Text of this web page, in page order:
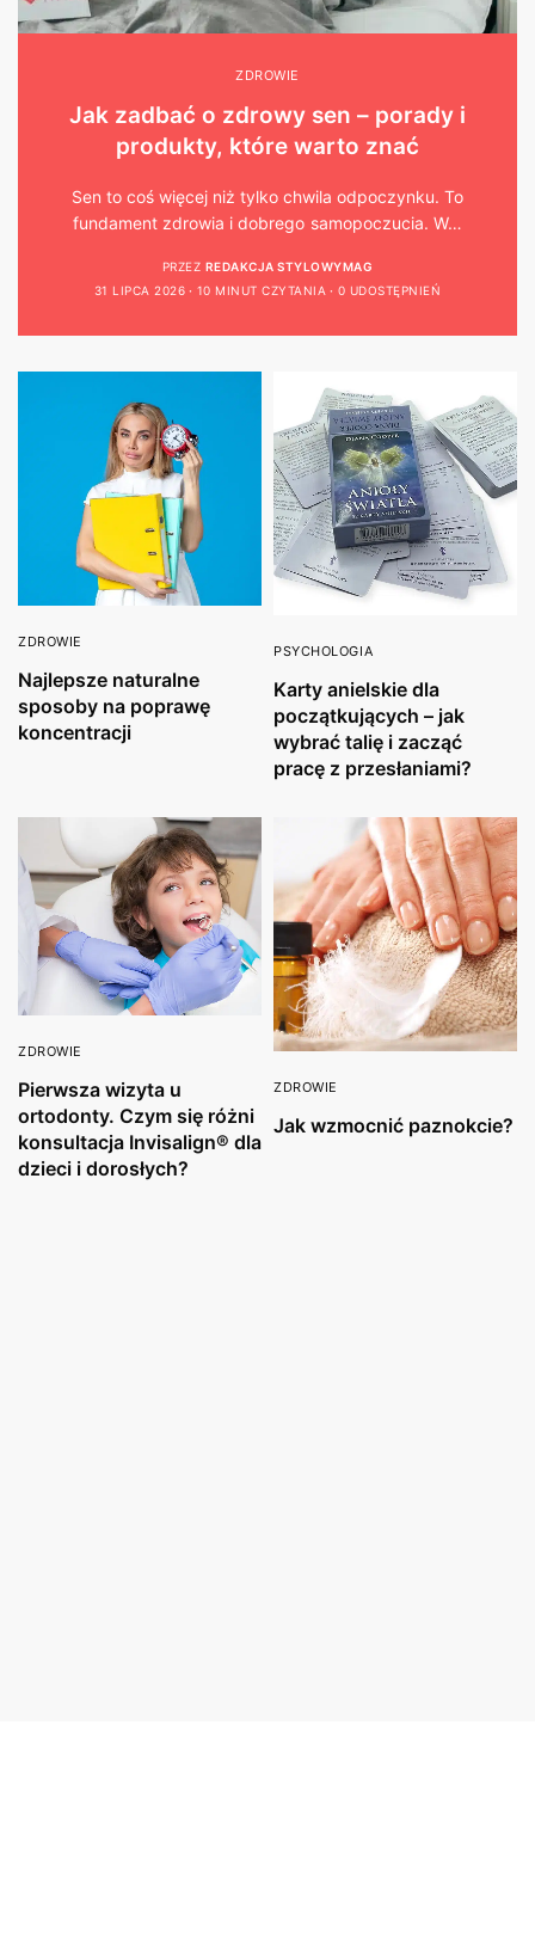
ZDROWIE
Jak zadbać o zdrowy sen – porady i
produkty, które warto znać
Sen to coś więcej niż tylko chwila odpoczynku. To
fundament zdrowia i dobrego samopoczucia. W…
PRZEZ REDAKCJA STYLOWYMAG
31 LIPCA 2026
10 MINUT CZYTANIA 0 UDOSTĘPNIEŃ
ZDROWIE
Najlepsze naturalne
sposoby na poprawę
koncentracji
PSYCHOLOGIA
Karty anielskie dla
początkujących – jak
wybrać talię i zacząć
pracę z przesłaniami?
ZDROWIE
Pierwsza wizyta u
ortodonty. Czym się różni
konsultacja Invisalign® dla
dzieci i dorosłych?
ZDROWIE
Jak wzmocnić paznokcie?